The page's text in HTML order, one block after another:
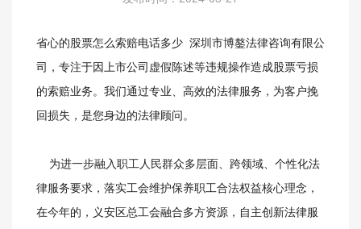
省心的股票怎么索赔电话多少 深圳市博鏊法律咨询有限公
司，专注于因上市公司虚假陈述等违规操作造成股票亏损
的索赔业务。我们通过专业、高效的法律服务，为客户挽
回损失，是您身边的法律顾问。
为进一步融入职工人民群众多层面、跨领域、个性化法
律服务要求，落实工会维护保养职工合法权益核心理念，
在今年的，义安区总工会融合多方资源，自主创新法律服